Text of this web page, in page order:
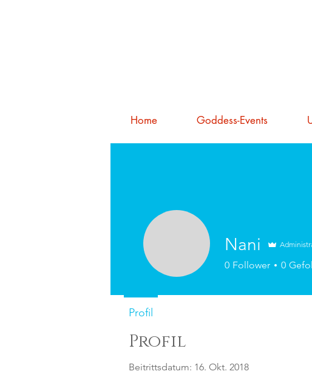
Home Goddess-Events
Profil
Beitrittsdatum: 16. Okt. 2018
Nani
0 Follower 0
Profil